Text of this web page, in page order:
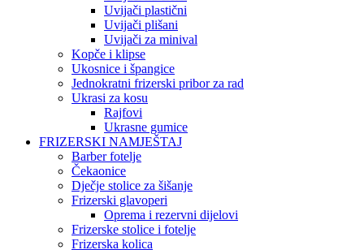
Uvijači plastični
Uvijači plišani
Uvijači za minival
Kopče i klipse
Ukosnice i špangice
Jednokratni frizerski pribor za rad
Ukrasi za kosu
Rajfovi
Ukrasne gumice
FRIZERSKI NAMJEŠTAJ
Barber fotelje
Čekaonice
Dječje stolice za šišanje
Frizerski glavoperi
Oprema i rezervni dijelovi
Frizerske stolice i fotelje
Frizerska kolica